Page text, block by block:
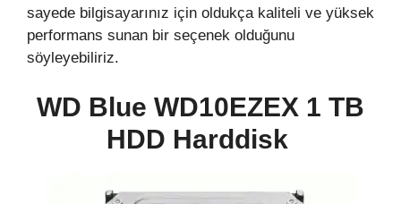
sayede bilgisayarınız için oldukça kaliteli ve yüksek
performans sunan bir seçenek olduğunu
söyleyebiliriz.
WD Blue WD10EZEX 1 TB
HDD Harddisk